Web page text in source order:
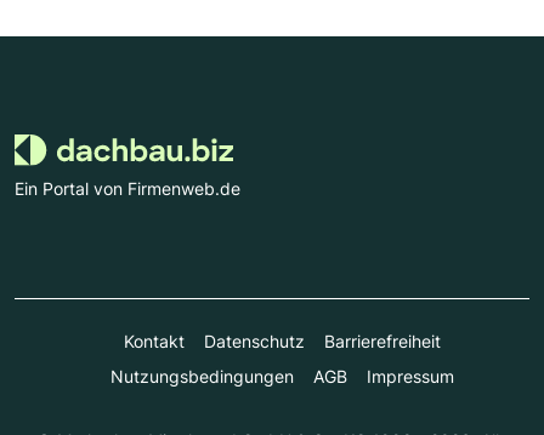
Ein Portal von Firmenweb.de
Kontakt Datenschutz
Barrierefreiheit
Nutzungsbedingungen
AGB Impressum